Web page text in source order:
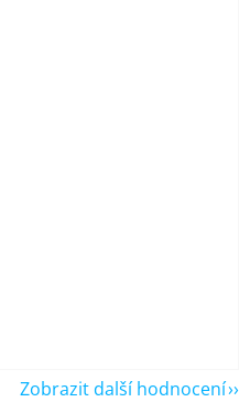
je 5 z 5 hvězdiček.
je 5 z 5 hvězdiček.
Zobrazit další hodnocení